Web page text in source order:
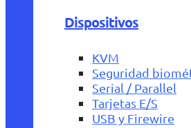
Dispositivos
KVM
Seguridad
Serial / Parallel
Tarjetas E/S
USB y Firewire